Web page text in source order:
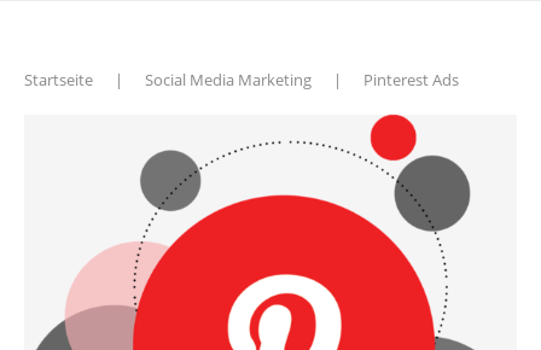
Startseite | Social Media Marketing | Pinterest Ads